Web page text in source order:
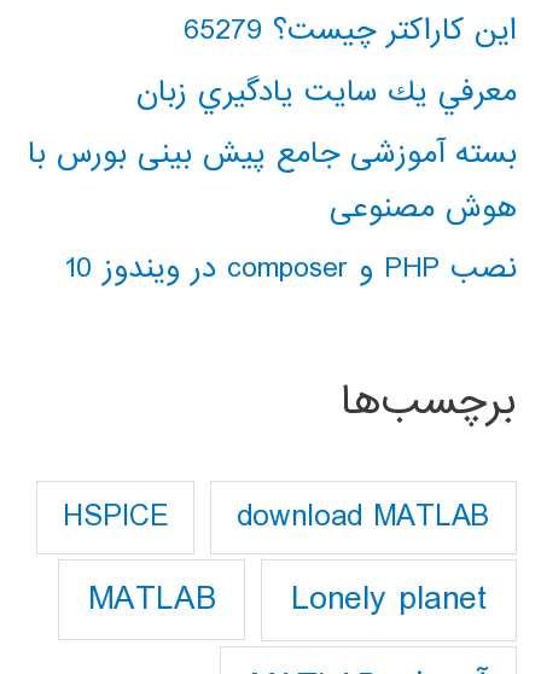
این کاراکتر چیست؟ 65279
معرفي يك سايت يادگيري زبان
بسته آموزشی جامع پیش بینی بورس با
هوش مصنوعی
نصب PHP و composer در ویندوز 10
برچسب‌ها
download MATLAB
HSPICE
Lonely planet
MATLAB